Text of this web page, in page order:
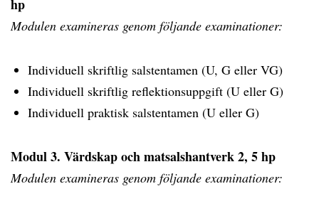
hp
Modulen examineras genom följande examinationer:
Individuell skriftlig salstentamen (U, G eller VG)
Individuell skriftlig reflektionsuppgift (U eller G)
Individuell praktisk salstentamen (U eller G)
Modul 3. Värdskap och matsalshantverk 2, 5 hp
Modulen examineras genom följande examinationer: